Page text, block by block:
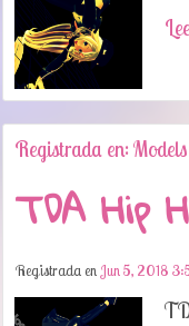
Registrada en: Models
TDA Hip
Registrada en Jun 5, 2018